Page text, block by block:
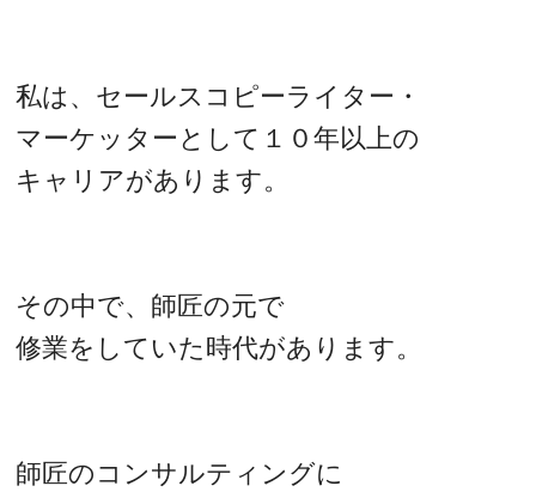
私は、セールスコピーライター・
マーケッターとして１０年以上の
キャリアがあります。
その中で、師匠の元で
修業をしていた時代があります。
師匠のコンサルティングに